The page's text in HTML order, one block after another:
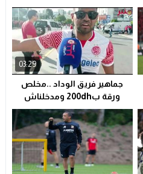
بطاقة التعريف الوطنية من
03:29
جماهير فريق الوداد ..مخلص
ورقة ب200dh ومدخلناش
معرفناش السبب علاش..اجواء
ما قبل المباراة.. #الوداد